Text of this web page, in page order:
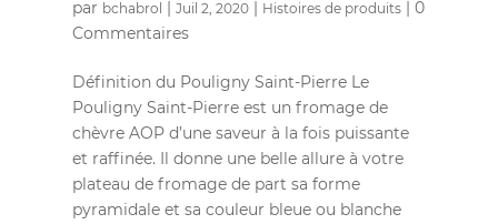
par bchabrol | Juil 2, 2020| Histoires de produits| 0
Commentaires
Définition du Pouligny Saint-Pierre Le
Pouligny Saint-Pierre est un fromage de
chèvre AOP d’une saveur à la fois puissante
et raffinée. Il donne une belle allure à votre
plateau de fromage de part sa forme
pyramidale et sa couleur bleue ou blanche